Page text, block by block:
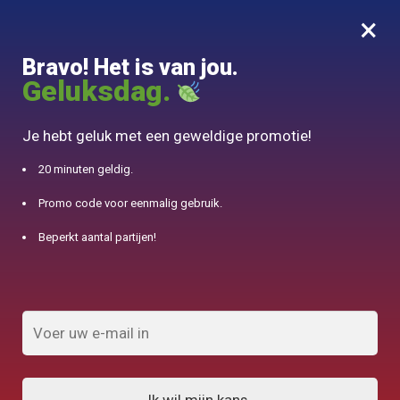
0
10% aangeboden voor 50€ aankopen met DJINN-code10
×
Bravo! Het is van jou.
Geluksdag.
Je hebt geluk met een geweldige promotie!
20 minuten geldig.
Promo code voor eenmalig gebruik.
Beperkt aantal partijen!